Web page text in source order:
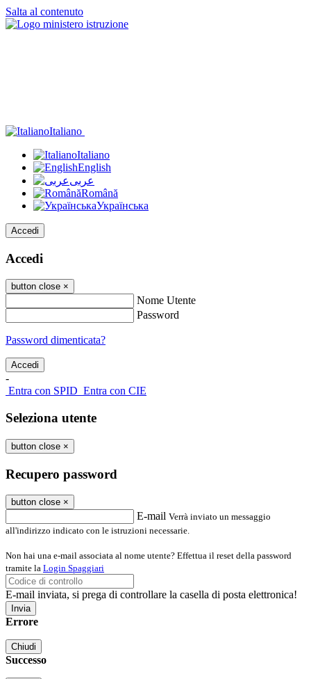
Salta al contenuto
Italiano
Italiano
English
عربى
Română
Українська
Accedi
Accedi
button close ×
Nome Utente
Password
Password dimenticata?
-
Entra con SPID Entra con CIE
Seleziona utente
button close ×
Recupero password
button close ×
E-mail Verrà inviato un messaggio
all'indirizzo indicato con le istruzioni necessarie.
Non hai una e-mail associata al nome utente? Effettua il reset della password
tramite la Login Spaggiari
E-mail inviata, si prega di controllare la casella di posta elettronica!
Errore
Chiudi
Successo